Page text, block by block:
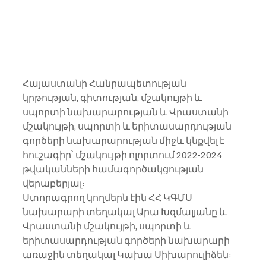
Հայաստանի Հանրապետության
կրթության, գիտության, մշակույթի և
սպորտի նախարարության և Վրաստանի
մշակույթի, սպորտի և երիտասարդության
գործերի նախարարության միջև կնքվել է
հուշագիր՝ մշակույթի ոլորտում 2022-2024
թվականների համագործակցության
վերաբերյալ:
Ստորագրող կողմերն էին ՀՀ ԿԳՄՍ
նախարարի տեղակալ Արա Խզմալյանը և
Վրաստանի մշակույթի, սպորտի և
երիտասարդության գործերի նախարարի
առաջին տեղակալ Կախա Սիխարուլիձեն: